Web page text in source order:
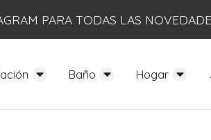
PARA TODAS LAS
Baño Hogar